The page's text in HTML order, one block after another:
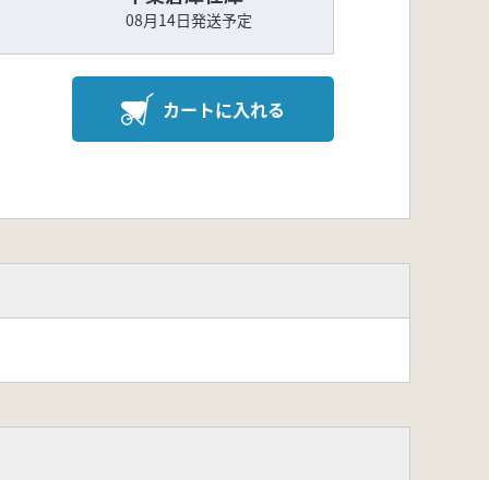
08月14日発送予定
カートに入れる